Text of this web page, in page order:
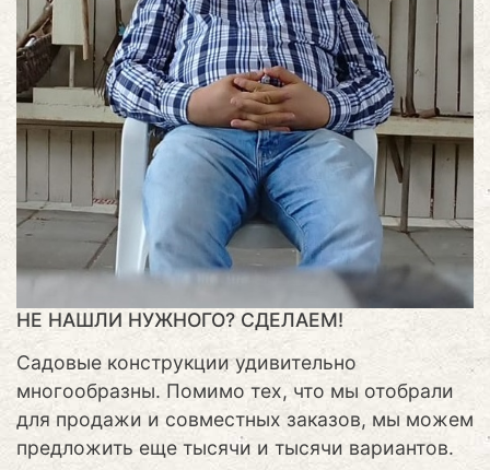
НЕ НАШЛИ НУЖНОГО? СДЕЛАЕМ!
Садовые конструкции удивительно
многообразны. Помимо тех, что мы отобрали
для продажи и совместных заказов, мы можем
предложить еще тысячи и тысячи вариантов.